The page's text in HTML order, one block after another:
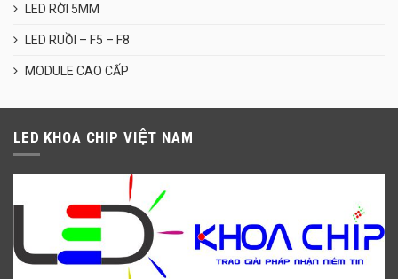
LED RỜI 5MM
LED RUỒI – F5 – F8
MODULE CAO CẤP
LED KHOA CHIP VIỆT NAM